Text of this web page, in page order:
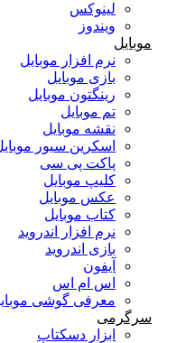
لینوکس
ویندوز
موبایل
نرم افزار موبایل
بازی موبایل
رینگتون موبایل
تم موبایل
نقشه موبایل
اسکرین سیور
پاکت پی سی
کلیپ موبایل
عکس موبایل
کتاب موبایل
نرم افزار اندروید
بازی اندروید
آیفون
اس ام اس
معرفی گوشی
سرگرمی
ابزار دسکتاپ